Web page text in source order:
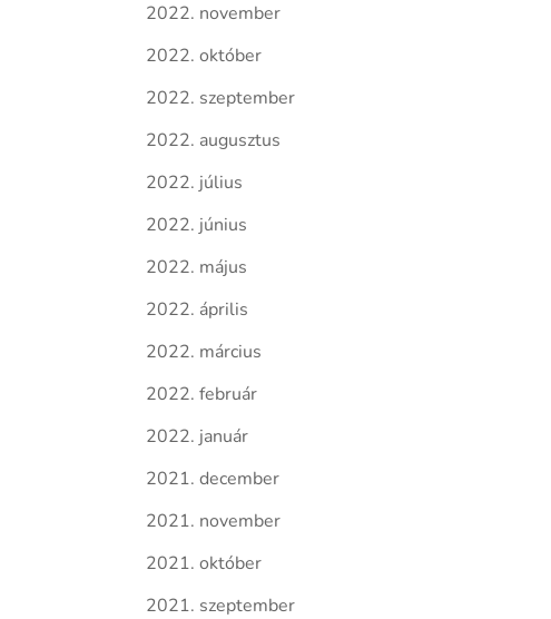
2022. november
2022. október
2022. szeptember
2022. augusztus
2022. július
2022. június
2022. május
2022. április
2022. március
2022. február
2022. január
2021. december
2021. november
2021. október
2021. szeptember